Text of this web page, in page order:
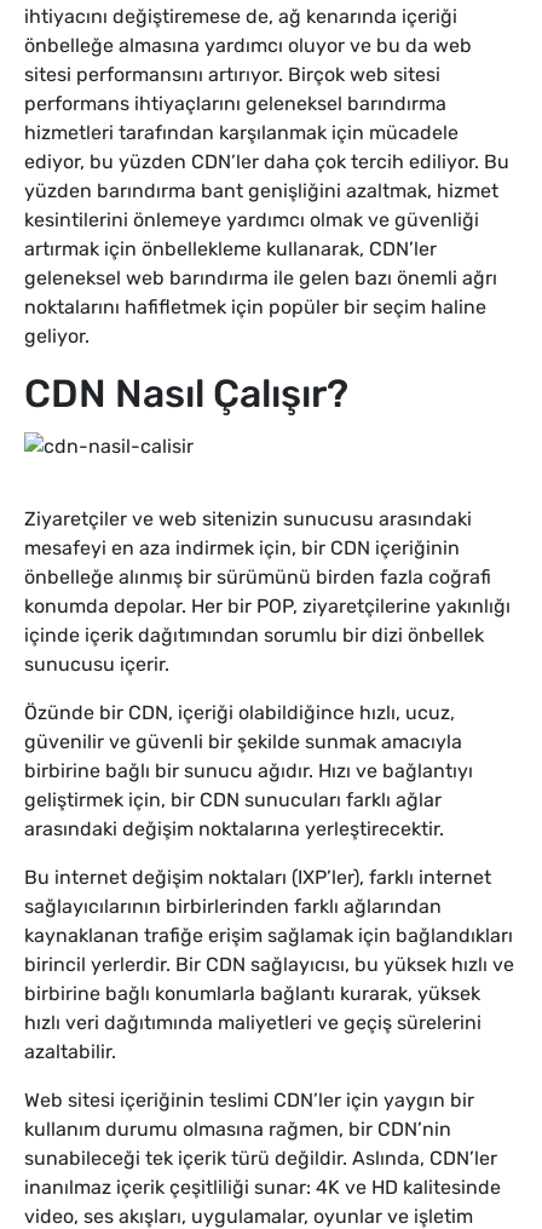
ihtiyacını değiştiremese de, ağ kenarında içeriği
önbelleğe almasına yardımcı oluyor ve bu da web
sitesi performansını artırıyor. Birçok web sitesi
performans ihtiyaçlarını geleneksel barındırma
hizmetleri tarafından karşılanmak için mücadele
ediyor, bu yüzden CDN’ler daha çok tercih ediliyor. Bu
yüzden barındırma bant genişliğini azaltmak, hizmet
kesintilerini önlemeye yardımcı olmak ve güvenliği
artırmak için önbellekleme kullanarak, CDN’ler
geleneksel web barındırma ile gelen bazı önemli ağrı
noktalarını hafifletmek için popüler bir seçim haline
geliyor.
CDN Nasıl Çalışır?
Ziyaretçiler ve web sitenizin sunucusu arasındaki
mesafeyi en aza indirmek için, bir CDN içeriğinin
önbelleğe alınmış bir sürümünü birden fazla coğrafi
konumda depolar. Her bir POP, ziyaretçilerine yakınlığı
içinde içerik dağıtımından sorumlu bir dizi önbellek
sunucusu içerir.
Özünde bir CDN, içeriği olabildiğince hızlı, ucuz,
güvenilir ve güvenli bir şekilde sunmak amacıyla
birbirine bağlı bir sunucu ağıdır. Hızı ve bağlantıyı
geliştirmek için, bir CDN sunucuları farklı ağlar
arasındaki değişim noktalarına yerleştirecektir.
Bu internet değişim noktaları (IXP’ler), farklı internet
sağlayıcılarının birbirlerinden farklı ağlarından
kaynaklanan trafiğe erişim sağlamak için bağlandıkları
birincil yerlerdir. Bir CDN sağlayıcısı, bu yüksek hızlı ve
birbirine bağlı konumlarla bağlantı kurarak, yüksek
hızlı veri dağıtımında maliyetleri ve geçiş sürelerini
azaltabilir.
Web sitesi içeriğinin teslimi CDN’ler için yaygın bir
kullanım durumu olmasına rağmen, bir CDN’nin
sunabileceği tek içerik türü değildir. Aslında, CDN’ler
inanılmaz içerik çeşitliliği sunar: 4K ve HD kalitesinde
video, ses akışları, uygulamalar, oyunlar ve işletim